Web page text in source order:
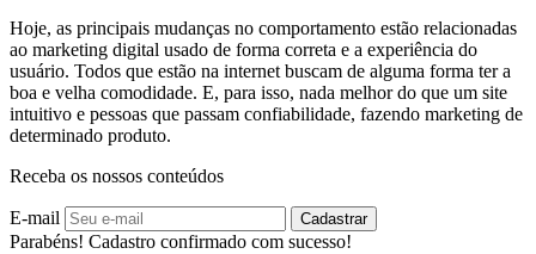
Hoje, as principais mudanças no comportamento estão relacionadas
ao marketing digital usado de forma correta e a experiência do
usuário. Todos que estão na internet buscam de alguma forma ter a
boa e velha comodidade. E, para isso, nada melhor do que um site
intuitivo e pessoas que passam confiabilidade, fazendo marketing de
determinado produto.
Receba os nossos conteúdos
E-mail Cadastrar
Parabéns! Cadastro confirmado com sucesso!